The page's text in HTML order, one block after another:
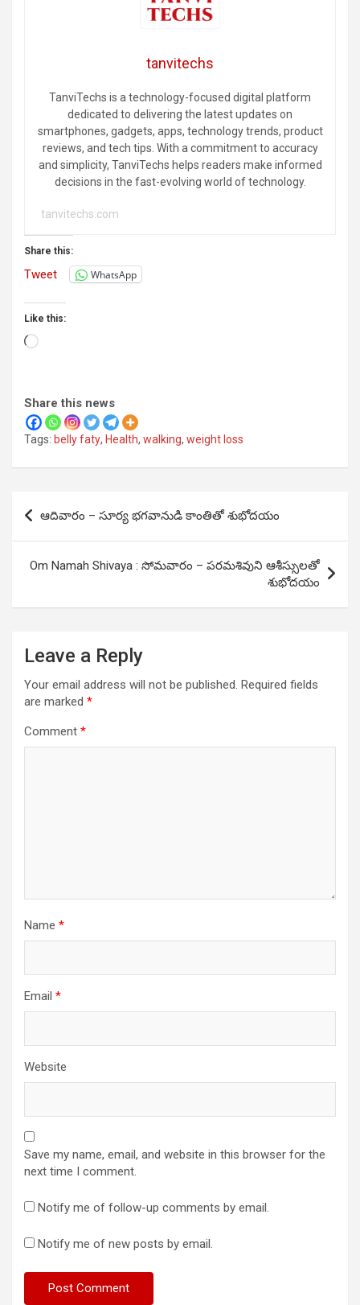
tanvitechs
TanviTechs is a technology-focused digital platform
dedicated to delivering the latest updates on
smartphones, gadgets, apps, technology trends, product
reviews, and tech tips. With a commitment to accuracy
and simplicity, TanviTechs helps readers make informed
decisions in the fast-evolving world of technology.
tanvitechs.com
Share this:
Tweet WhatsApp
Like this:
Loading…
Share this news
Tags: belly faty, Health, walking, weight loss
Post
navigation
ఆదివారం – సూర్య భగవానుడి కాంతితో శుభోదయం
Om Namah Shivaya : సోమవారం – పరమశివుని ఆశీస్సులతో
శుభోదయం
Leave a Reply
Your email address will not be published. Required fields
are marked *
Comment *
Name *
Email *
Website
Save my name, email, and website in this browser for the
next time I comment.
Notify me of follow-up comments by email.
Notify me of new posts by email.